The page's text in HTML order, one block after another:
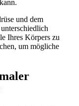
⁤und dem
Ihres Körpers zu
⁢um mögliche